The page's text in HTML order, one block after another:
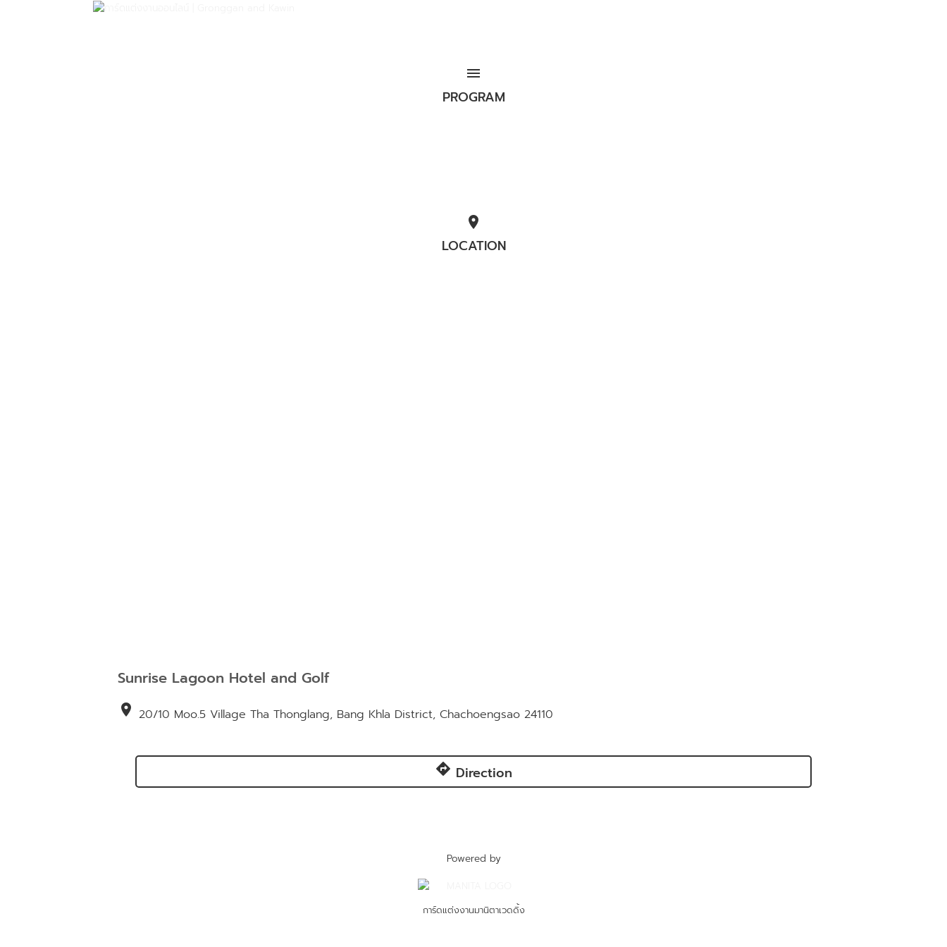
menu
PROGRAM
location_on
LOCATION
Sunrise Lagoon Hotel and Golf
location_on 20/10 Moo.5 Village Tha Thonglang, Bang Khla District, Chachoengsao 24110
directions Direction
Powered by
การ์ดแต่งงานมานิตาเวดดิ้ง